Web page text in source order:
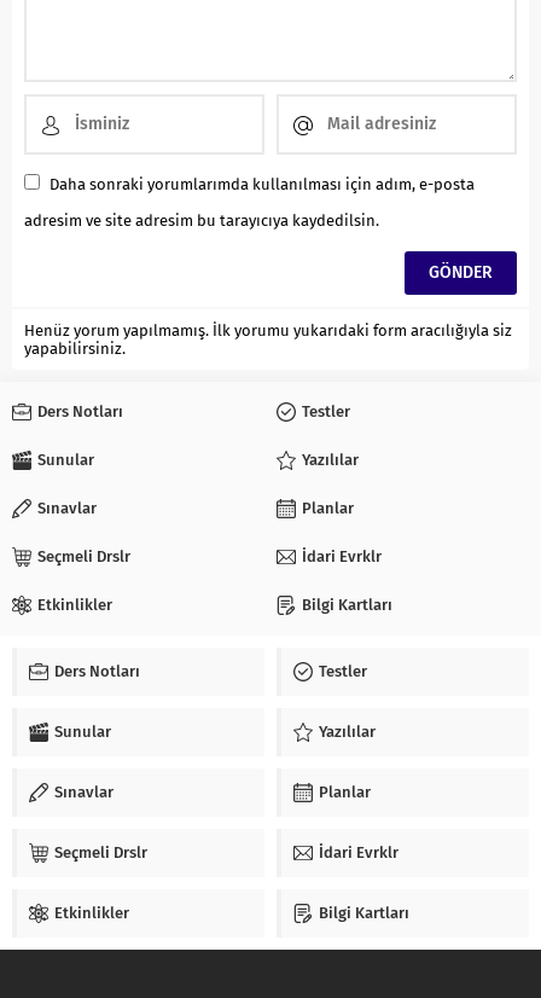
Daha sonraki yorumlarımda kullanılması için adım, e-posta
adresim ve site adresim bu tarayıcıya kaydedilsin.
Henüz yorum yapılmamış. İlk yorumu yukarıdaki form aracılığıyla siz
yapabilirsiniz.
Ders Notları Testler
Sunular Yazılılar
Sınavlar Planlar
Seçmeli Drslr İdari Evrklr
Etkinlikler Bilgi Kartları
Ders Notları Testler
Sunular Yazılılar
Sınavlar Planlar
Seçmeli Drslr İdari Evrklr
Etkinlikler Bilgi Kartları